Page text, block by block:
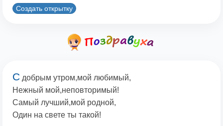
Создать открытку
С добрым утром,мой любимый,
Нежный мой,неповторимый!
Самый лучший,мой родной,
Один на свете ты такой!